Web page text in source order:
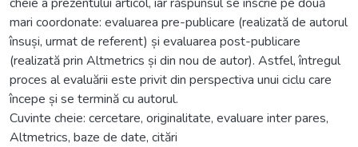
mari coordonate: evaluarea pre-publicare (realizată de autorul
însuși, urmat de referent) și evaluarea post-publicare
(realizată prin Altmetrics și din nou de autor). Astfel, întregul
proces al evaluării este privit din perspectiva unui ciclu care
începe și se termină cu autorul.
Cuvinte cheie: cercetare, originalitate, evaluare inter pares,
Altmetrics, baze de date, citări